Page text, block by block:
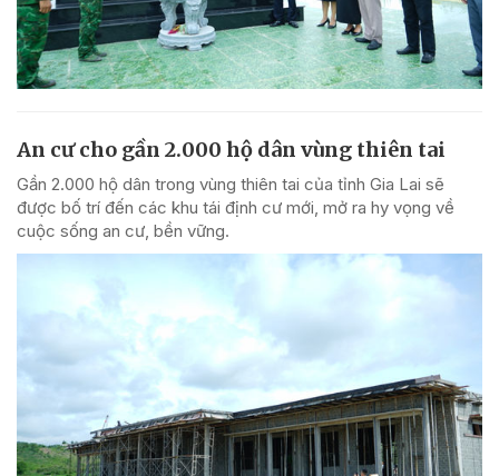
An cư cho gần 2.000 hộ dân vùng thiên tai
Gần 2.000 hộ dân trong vùng thiên tai của tỉnh Gia Lai sẽ
được bố trí đến các khu tái định cư mới, mở ra hy vọng về
cuộc sống an cư, bền vững.